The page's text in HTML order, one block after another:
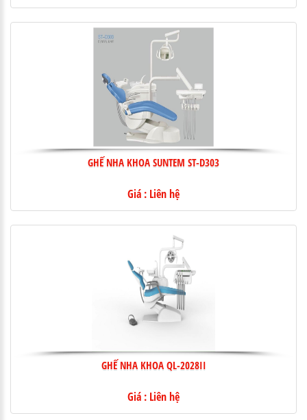
GHẾ NHA KHOA SUNTEM ST-D303
Giá : Liên hệ
GHẾ NHA KHOA QL-2028II
Giá : Liên hệ